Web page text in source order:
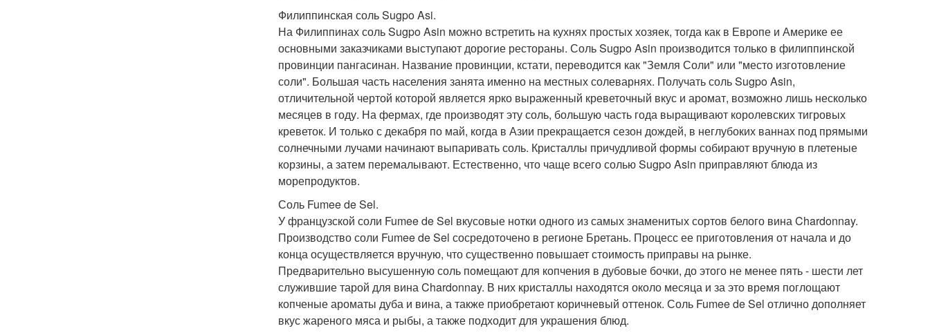
Филиппинская соль Sugpo Asi.
На Филиппинах соль Sugpo Asin можно встретить на кухнях простых хозяек, тогда как в Европе и Америке ее
основными заказчиками выступают дорогие рестораны. Соль Sugpo Asin производится только в филиппинской
провинции пангасинан. Название провинции, кстати, переводится как "Земля Соли" или "место изготовление
соли". Большая часть населения занята именно на местных солеварнях. Получать соль Sugpo Asin,
отличительной чертой которой является ярко выраженный креветочный вкус и аромат, возможно лишь несколько
месяцев в году. На фермах, где производят эту соль, большую часть года выращивают королевских тигровых
креветок. И только с декабря по май, когда в Азии прекращается сезон дождей, в неглубоких ваннах под прямыми
солнечными лучами начинают выпаривать соль. Кристаллы причудливой формы собирают вручную в плетеные
корзины, а затем перемалывают. Естественно, что чаще всего солью Sugpo Asin приправляют блюда из
морепродуктов.
Соль Fumee de Sel.
У французской соли Fumee de Sel вкусовые нотки одного из самых знаменитых сортов белого вина Chardonnay.
Производство соли Fumee de Sel сосредоточено в регионе Бретань. Процесс ее приготовления от начала и до
конца осуществляется вручную, что существенно повышает стоимость приправы на рынке.
Предварительно высушенную соль помещают для копчения в дубовые бочки, до этого не менее пять - шести лет
служившие тарой для вина Chardonnay. В них кристаллы находятся около месяца и за это время поглощают
копченые ароматы дуба и вина, а также приобретают коричневый оттенок. Соль Fumee de Sel отлично дополняет
вкус жареного мяса и рыбы, а также подходит для украшения блюд.